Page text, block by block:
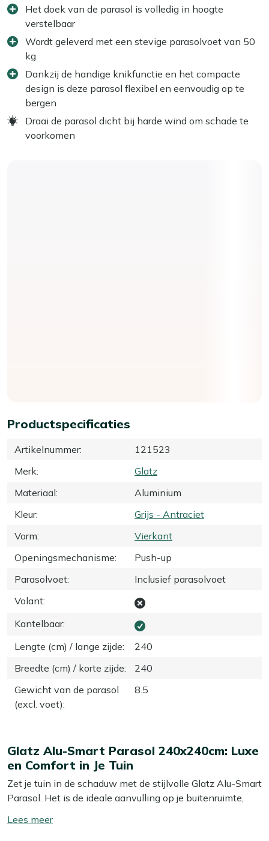
Productspecificaties
Artikelnummer:
121523
Merk:
Glatz
Materiaal:
Aluminium
Kleur:
Grijs - Antraciet
Vorm:
Vierkant
Openingsmechanisme:
Push-up
Parasolvoet:
Inclusief parasolvoet
Volant:
Kantelbaar:
Lengte (cm) / lange zijde:
240
Breedte (cm) / korte zijde:
240
Gewicht van de parasol
(excl. voet):
8.5
Het doek van de parasol is volledig in hoogte
verstelbaar
Wordt geleverd met een stevige parasolvoet van 50
kg
Dankzij de handige knikfunctie en het compacte
design is deze parasol flexibel en eenvoudig op te
bergen
Draai de parasol dicht bij harde wind om schade te
voorkomen
Glatz Alu-Smart Parasol 240x240cm: Luxe
en Comfort in Je Tuin
Zet je tuin in de schaduw met de stijlvolle Glatz Alu-Smart
Parasol. Het is de ideale aanvulling op je buitenruimte,
zon te fel wordt. Deze parasol combineert functionaliteit
Toon/verberg